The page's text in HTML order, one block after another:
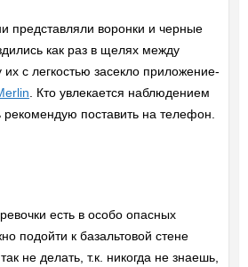
воронки и черные
как раз в щелях между
с легкостью засекло приложение-
. Кто увлекается наблюдением
поставить на телефон.
есть в особо опасных
подойти к базальтовой стене
не делать, т.к. никогда не знаешь,